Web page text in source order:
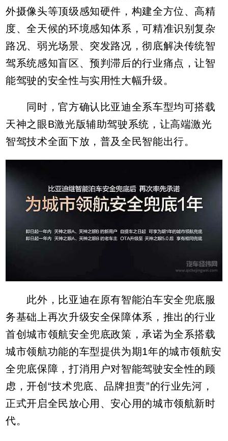
外摄像头等顶级感知硬件，构建全方位、高精
度、全天候的环境感知体系，可精准识别复杂
路况、弱光场景、突发路况，彻底解决传统智
驾系统感知盲区、预判滞后的行业痛点，让智
能驾驶的安全性与实用性大幅升级。
同时，官方确认比亚迪全系车型均可搭载
天神之眼B激光版辅助驾驶系统，让高端激光
智驾技术全面下放，普及全民智能出行。
此外，比亚迪在原有智能泊车安全兜底服
务基础上再次升级安全保障体系，推出的行业
首创城市领航安全兜底政策，承诺为全系搭载
城市领航功能的车型提供为期1年的城市领航安
全兜底保障，打消用户对智能驾驶安全性的顾
虑，开创“技术兜底、品牌担责”的行业先河，
正式开启全民放心用、安心用的城市领航新时
代。